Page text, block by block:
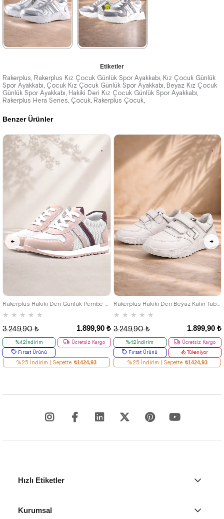
%42İndirim
Ücretsiz
Kargo
%42İndirim
Ücretsiz
Kargo
Tükeniyor
2.089,90 ₺
3.579,90 ₺
★ ★ ★
2.089,90 ₺
3.579,90 ₺
Benzer Ürünler
★ ★ ★ ★ ★
1.899,90 ₺
3.249,90 ₺
%42İndirim
Ücretsiz Kargo
Fırsat Ürünü
%25 İndirim | Sepette ₺1424,93
Rakerplus Hakiki Deri Beyaz Kalın Taban Cırtlı Kız Çocuk Spor Ayakkabı
★ ★ ★ ★ ★
1.899,90 ₺
3.249,90 ₺
%42İndirim
Ücretsiz Kargo
Fırsat Ürünü
Tükeniyor
%25 İndirim | Sepette ₺1424,93
27 28 29 30
32
34 35
Etiketler
Rakerplus, Rakerplus Kız Çocuk Günlük Spor Ayakkabı, Kız Çocuk Günlük
Spor Ayakkabı, Çocuk Kız Çocuk Günlük Spor Ayakkabı, Beyaz Kız Çocuk
Günlük Spor Ayakkabı, Hakiki Deri Kız Çocuk Günlük Spor Ayakkabı,
Rakerplus Hera Series, Çocuk, Rakerplus Çocuk,
Hızlı Etiketler
Kurumsal